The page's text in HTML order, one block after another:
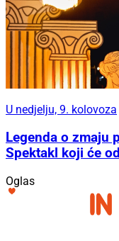
U nedjelju, 9. kolovoza
Legenda o zmaju
Spektakl koji će
Oglas